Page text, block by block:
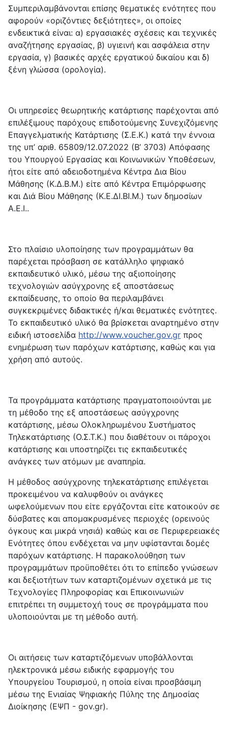
Συμπεριλαμβάνονται επίσης θεματικές ενότητες που
αφορούν «οριζόντιες δεξιότητες», οι οποίες
ενδεικτικά είναι: α) εργασιακές σχέσεις και τεχνικές
αναζήτησης εργασίας, β) υγιεινή και ασφάλεια στην
εργασία, γ) βασικές αρχές εργατικού δικαίου και δ)
ξένη γλώσσα (ορολογία).
Οι υπηρεσίες θεωρητικής κατάρτισης παρέχονται από
επιλέξιμους παρόχους επιδοτούμενης Συνεχιζόμενης
Επαγγελματικής Κατάρτισης (Σ.Ε.Κ.) κατά την έννοια
της υπ’ αριθ. 65809/12.07.2022 (Β’ 3703) Απόφασης
του Υπουργού Εργασίας και Κοινωνικών Υποθέσεων,
ήτοι είτε από αδειοδοτημένα Κέντρα Δια Βίου
Μάθησης (Κ.Δ.Β.Μ.) είτε από Κέντρα Επιμόρφωσης
και Διά Βίου Μάθησης (Κ.Ε.ΔΙ.ΒΙ.Μ.) των δημοσίων
Α.Ε.Ι..
Στο πλαίσιο υλοποίησης των προγραμμάτων θα
παρέχεται πρόσβαση σε κατάλληλο ψηφιακό
εκπαιδευτικό υλικό, μέσω της αξιοποίησης
τεχνολογιών ασύγχρονης εξ αποστάσεως
εκπαίδευσης, το οποίο θα περιλαμβάνει
συγκεκριμένες διδακτικές ή/και θεματικές ενότητες.
Το εκπαιδευτικό υλικό θα βρίσκεται αναρτημένο στην
ειδική ιστοσελίδα http://www.voucher.gov.gr προς
ενημέρωση των παρόχων κατάρτισης, καθώς και για
χρήση από αυτούς.
Τα προγράμματα κατάρτισης πραγματοποιούνται με
τη μέθοδο της εξ αποστάσεως ασύγχρονης
κατάρτισης, μέσω Ολοκληρωμένου Συστήματος
Τηλεκατάρτισης (Ο.Σ.Τ.Κ.) που διαθέτουν οι πάροχοι
κατάρτισης και υποστηρίζει τις εκπαιδευτικές
ανάγκες των ατόμων με αναπηρία.
Η μέθοδος ασύγχρονης τηλεκατάρτισης επιλέγεται
προκειμένου να καλυφθούν οι ανάγκες
ωφελούμενων που είτε εργάζονται είτε κατοικούν σε
δύσβατες και απομακρυσμένες περιοχές (ορεινούς
όγκους και μικρά νησιά) καθώς και σε Περιφερειακές
Ενότητες όπου ενδέχεται να μην υφίστανται δομές
παρόχων κατάρτισης. Η παρακολούθηση των
προγραμμάτων προϋποθέτει ότι το επίπεδο γνώσεων
και δεξιοτήτων των καταρτιζομένων σχετικά με τις
Τεχνολογίες Πληροφορίας και Επικοινωνιών
επιτρέπει τη συμμετοχή τους σε προγράμματα που
υλοποιούνται με τη μέθοδο αυτή.
Οι αιτήσεις των καταρτιζόμενων υποβάλλονται
ηλεκτρονικά μέσω ειδικής εφαρμογής του
Υπουργείου Τουρισμού, η οποία είναι προσβάσιμη
μέσω της Ενιαίας Ψηφιακής Πύλης της Δημοσίας
Διοίκησης (ΕΨΠ - gov.gr).